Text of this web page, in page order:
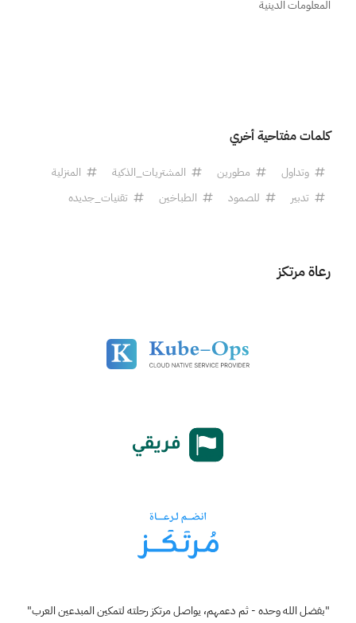
المعلومات الدينية
كلمات مفتاحية أخري
وتداول مطورين المشتريات_الذكية
المنزلية
تدبير
للصمود الطباخين تقنيات_جديده
رعاة مرتكز
"بفضل الله وحده - ثم دعمهم، يواصل مرتكز رحلته لتمكين المبدعين العرب"